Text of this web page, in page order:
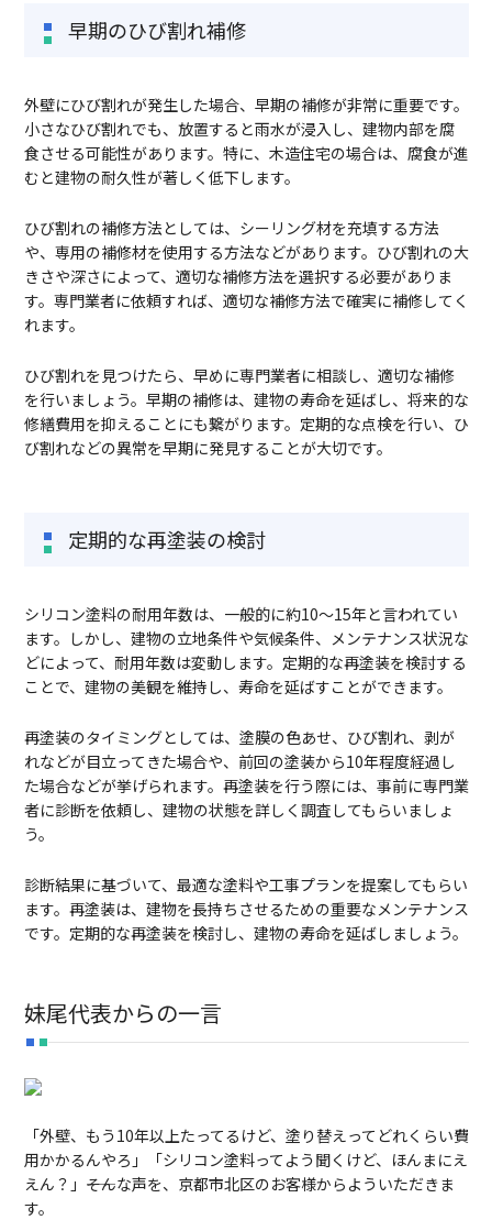
早期のひび割れ補修
外壁にひび割れが発生した場合、早期の補修が非常に重要です。
小さなひび割れでも、放置すると雨水が浸入し、建物内部を腐
食させる可能性があります。特に、木造住宅の場合は、腐食が進
むと建物の耐久性が著しく低下します。
ひび割れの補修方法としては、シーリング材を充填する方法
や、専用の補修材を使用する方法などがあります。ひび割れの大
きさや深さによって、適切な補修方法を選択する必要がありま
す。専門業者に依頼すれば、適切な補修方法で確実に補修してく
れます。
ひび割れを見つけたら、早めに専門業者に相談し、適切な補修
を行いましょう。早期の補修は、建物の寿命を延ばし、将来的な
修繕費用を抑えることにも繋がります。定期的な点検を行い、ひ
び割れなどの異常を早期に発見することが大切です。
定期的な再塗装の検討
シリコン塗料の耐用年数は、一般的に約10～15年と言われてい
ます。しかし、建物の立地条件や気候条件、メンテナンス状況な
どによって、耐用年数は変動します。定期的な再塗装を検討する
ことで、建物の美観を維持し、寿命を延ばすことができます。
再塗装のタイミングとしては、塗膜の色あせ、ひび割れ、剥が
れなどが目立ってきた場合や、前回の塗装から10年程度経過し
た場合などが挙げられます。再塗装を行う際には、事前に専門業
者に診断を依頼し、建物の状態を詳しく調査してもらいましょ
う。
診断結果に基づいて、最適な塗料や工事プランを提案してもらい
ます。再塗装は、建物を長持ちさせるための重要なメンテナンス
です。定期的な再塗装を検討し、建物の寿命を延ばしましょう。
妹尾代表からの一言
「外壁、もう10年以上たってるけど、塗り替えってどれくらい費
用かかるんやろ」「シリコン塗料ってよう聞くけど、ほんまにえ
えん？」――そんな声を、京都市北区のお客様からよういただきま
す。